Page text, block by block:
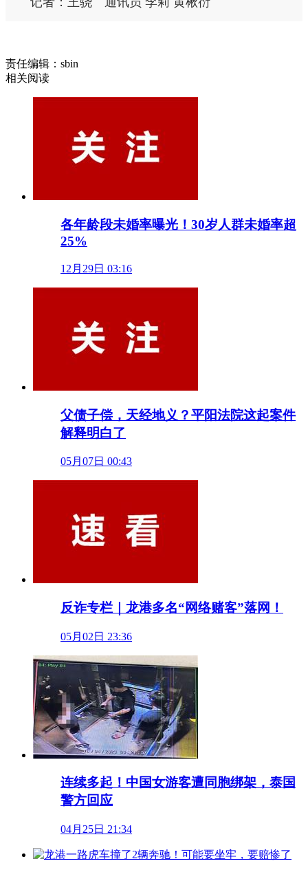
责任编辑：sbin
相关阅读
各年龄段未婚率曝光！30岁人群未婚率超
25%
12月29日 03:16
父债子偿，天经地义？平阳法院这起案件
解释明白了
05月07日 00:43
反诈专栏｜龙港多名“网络赌客”落网！
05月02日 23:36
连续多起！中国女游客遭同胞绑架，泰国
警方回应
04月25日 21:34